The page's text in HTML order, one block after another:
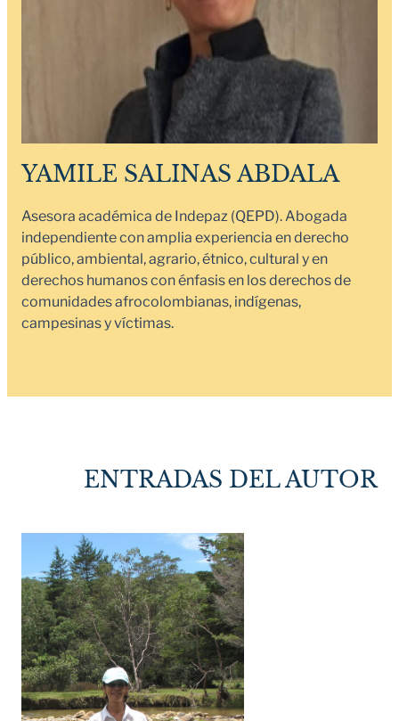
YAMILE SALINAS ABDALA
Asesora académica de Indepaz (QEPD). Abogada
independiente con amplia experiencia en derecho
público, ambiental, agrario, étnico, cultural y en
derechos humanos con énfasis en los derechos de
comunidades afrocolombianas, indígenas,
campesinas y víctimas.
ENTRADAS DEL AUTOR